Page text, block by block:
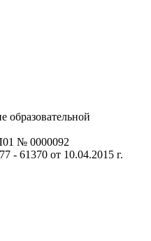
образовательной
№ 0000092
61370 от 10.04.2015 г.